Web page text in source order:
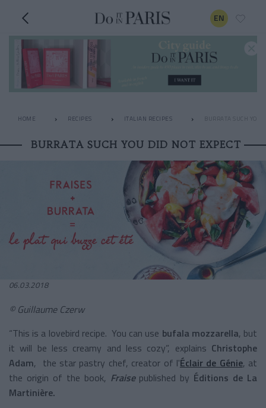
EN
HOME RECIPES ITALIAN RECIPES BURRATA SUCH YOU
BURRATA SUCH YOU DID NOT EXPECT
06.03.2018
© Guillaume Czerw
“This is a lovebird recipe. You can use bufala mozzarella, but
it will be less creamy and less cozy”, explains Christophe
Adam, the star pastry chef, creator of l'Éclair de Génie, at
the origin of the book, Fraisepublished by Éditions de La
Martinière.